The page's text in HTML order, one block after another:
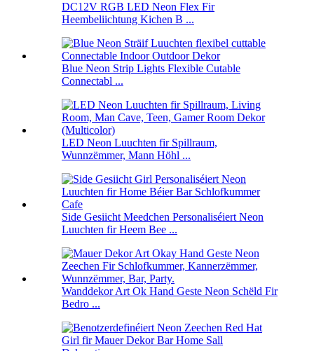
DC12V RGB LED Neon Flex Fir
Heembeliichtung Kichen B ...
Blue Neon Strip Lights Flexible Cutable
Connectabl ...
LED Neon Luuchten fir Spillraum,
Wunnzëmmer, Mann Höhl ...
Side Gesiicht Meedchen Personaliséiert Neon
Luuchten fir Heem Bee ...
Wanddekor Art Ok Hand Geste Neon Schëld Fir
Bedro ...